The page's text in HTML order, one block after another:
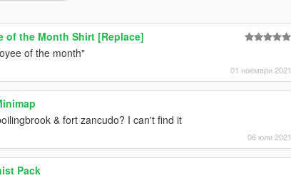
of the Month Shirt [Replace]
of the month"
01 ноември 2021
& fort zancudo? I can't find it
06 юли 2021
Pack